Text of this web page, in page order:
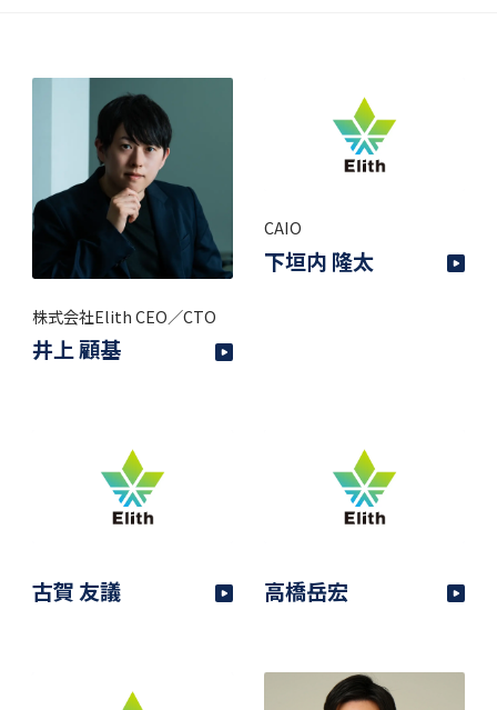
株式会社Elith CEO／CTO
井上 顧基
CAIO
下垣内 隆太
古賀 友議 高橋岳宏